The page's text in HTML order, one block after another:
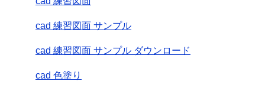
cad 練習図面 サンプル
cad 練習図面 サンプル ダウンロード
cad 色塗り